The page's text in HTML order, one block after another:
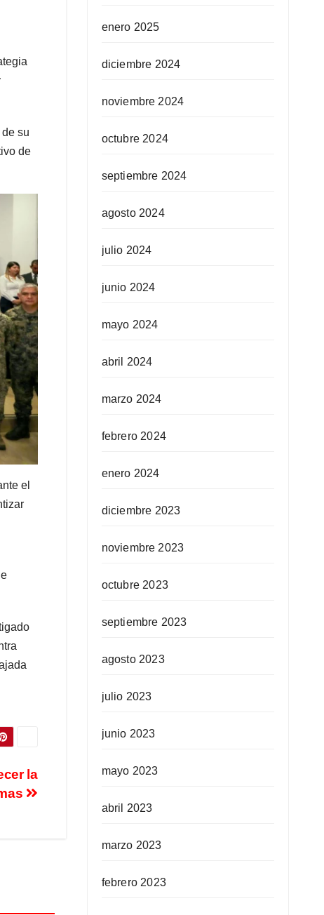
su
de
el
la
enero 2025
diciembre 2024
noviembre 2024
octubre 2024
septiembre 2024
agosto 2024
julio 2024
junio 2024
mayo 2024
abril 2024
marzo 2024
febrero 2024
enero 2024
diciembre 2023
noviembre 2023
octubre 2023
septiembre 2023
agosto 2023
julio 2023
junio 2023
mayo 2023
abril 2023
marzo 2023
febrero 2023